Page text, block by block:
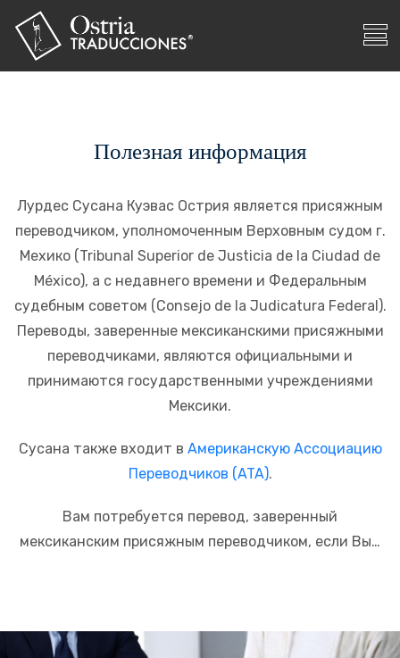
Полезная информация
Лурдес Сусана Куэвас Острия является присяжным
переводчиком, уполномоченным Верховным судом г.
Мехико (Tribunal Superior de Justicia de la Ciudad de
México), а с недавнего времени и Федеральным
судебным советом (Consejo de la Judicatura Federal).
Переводы, заверенные мексиканскими присяжными
переводчиками, являются официальными и
принимаются государственными учреждениями
Мексики.
Сусана также входит в Американскую Ассоциацию
Переводчиков (ATA).
Вам потребуется перевод, заверенный
мексиканским присяжным переводчиком, если Вы…